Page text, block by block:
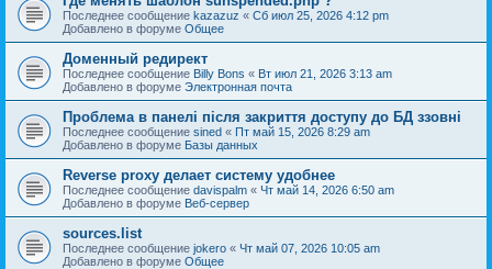
Последнее сообщение kazazuz « Сб июл 25, 2026 4:12 pm
Добавлено в форуме Общее
Доменный редирект
Последнее сообщение Billy Bons « Вт июл 21, 2026 3:13 am
Добавлено в форуме Электронная почта
Проблема в панелі після закриття доступу до БД ззовні
Последнее сообщение sined « Пт май 15, 2026 8:29 am
Добавлено в форуме Базы данных
Reverse proxy делает систему удобнее
Последнее сообщение davispalm « Чт май 14, 2026 6:50 am
Добавлено в форуме Веб-сервер
sources.list
Последнее сообщение jokero « Чт май 07, 2026 10:05 am
Добавлено в форуме Общее